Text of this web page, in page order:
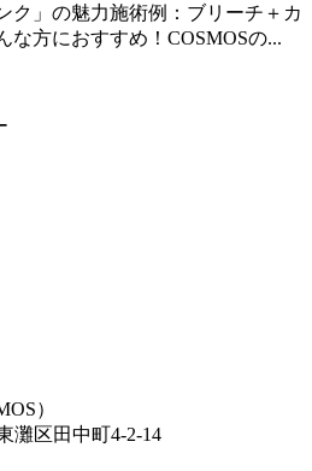
ク」の魅力施術例：ブリーチ＋カ
な方におすすめ！COSMOSの...
）
灘区田中町4-2-14